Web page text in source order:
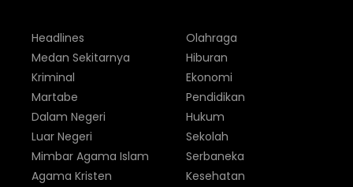
Headlines
Medan Sekitarnya
Kriminal
Martabe
Dalam Negeri
Luar Negeri
Olahraga
Hiburan
Ekonomi
Pendidikan
Hukum
Sekolah
Mimbar Agama Islam
Agama Kristen
Serbaneka
Kesehatan